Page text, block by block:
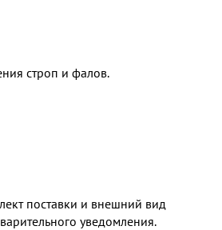
строп и фалов.
поставки и внешний вид
уведомления.